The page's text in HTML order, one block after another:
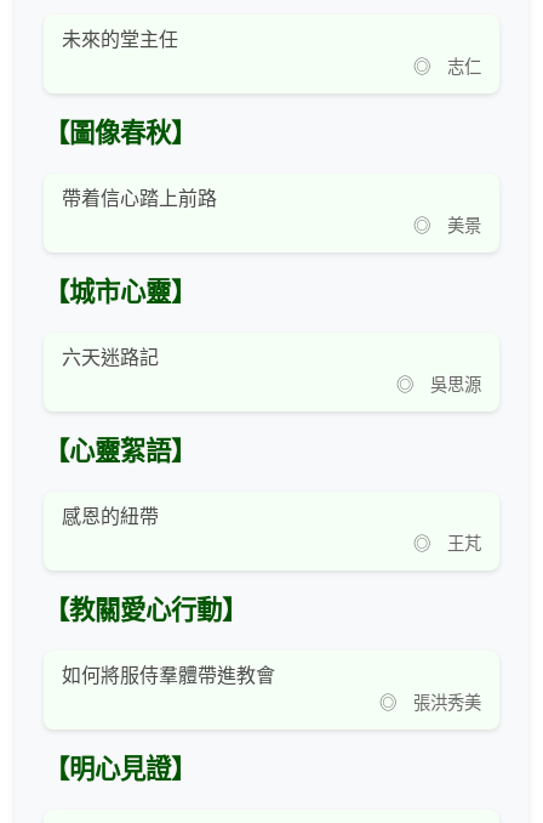
未來的堂主任
◎ 志仁
【圖像春秋】
帶着信心踏上前路
◎ 美景
【城市心靈】
六天迷路記
◎ 吳思源
【心靈絮語】
感恩的紐帶
◎ 王芃
【教關愛心行動】
如何將服侍羣體帶進教會
◎ 張洪秀美
【明心見證】